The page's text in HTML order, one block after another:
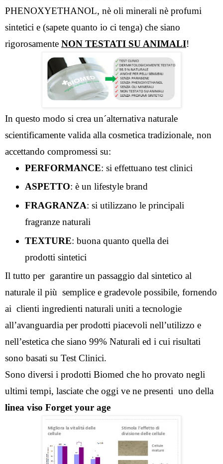
PHENOXYETHANOL, nè oli minerali nè profumi
sintetici e (sapete quanto io ci tenga) che siano
rigorosamente NON TESTATI SU ANIMALI!
In questo modo si crea un´alternativa naturale
scientificamente valida alla cosmetica tradizionale, non
accettando compromessi su:
PERFORMANCE: si effettuano test clinici
ASPETTO: è un lifestyle brand
FRAGRANZA: si utilizzano le principali
fragranze naturali
TEXTURE: buona quanto quella dei
prodotti sintetici
Il tutto per  garantire un passaggio dal sintetico al
naturale il più  semplice e gradevole possibile, fornendo
ai  clienti ingredienti naturali uniti a tecnologie
all’avanguardia per prodotti piacevoli nell’utilizzo e
nell’estetica che siano 99% Naturali ed i cui risultati
sono basati su Test Clinici.
Sono diversi i prodotti Biomed che ho provato negli
linea viso Forget your age